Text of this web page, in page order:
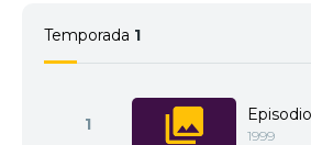
Temporada 1
1
1999